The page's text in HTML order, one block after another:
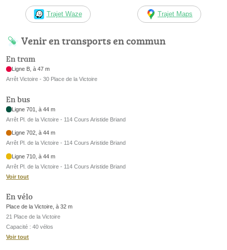
Trajet Waze Trajet Maps
Venir en transports en commun
En tram
Ligne B, à 47 m
Arrêt Victoire - 30 Place de la Victoire
En bus
Ligne 701, à 44 m
Arrêt Pl. de la Victoire - 114 Cours Aristide Briand
Ligne 702, à 44 m
Arrêt Pl. de la Victoire - 114 Cours Aristide Briand
Ligne 710, à 44 m
Arrêt Pl. de la Victoire - 114 Cours Aristide Briand
Voir tout
En vélo
Place de la Victoire, à 32 m
21 Place de la Victoire
Capacité : 40 vélos
Voir tout